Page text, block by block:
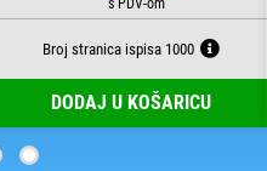
Broj stranica ispisa 1000
DODAJ U KOŠARICU